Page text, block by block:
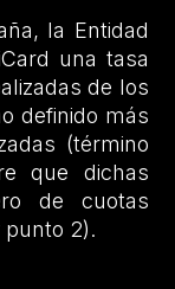
la Entidad
una tasa
de los
definido más
(término
que dichas
de cuotas
punto 2).